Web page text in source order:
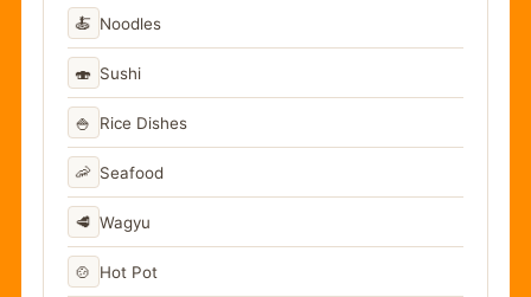
🍝 Noodles
🍣 Sushi
🍚 Rice Dishes
🦐 Seafood
🥩 Wagyu
🍲 Hot Pot